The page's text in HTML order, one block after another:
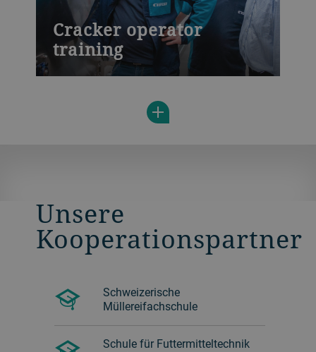
Cracker operator
training
Learn cracker production basics with
mixing to baking, sheeting and lamination
settings, baking speed, temperature
Unsere
Kooperationspartner
Schweizerische
Müllereifachschule
Schule für Futtermitteltechnik